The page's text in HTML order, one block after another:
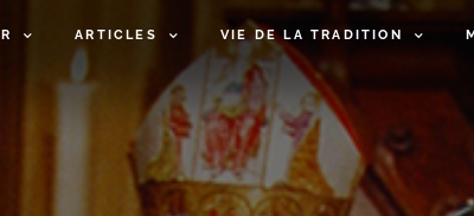
ARTICLES VIE DE LA TRADITION